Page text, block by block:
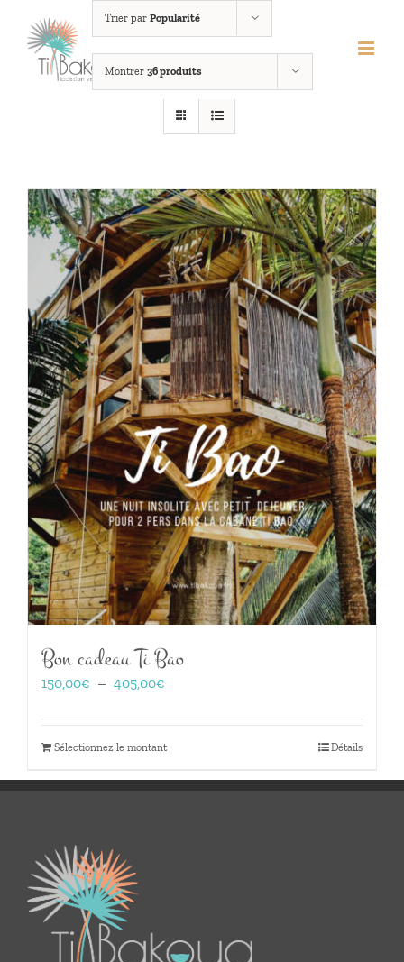
contenu
Trier par Popularité
Montrer 36 produits
Bon cadeau Ti Bao
150,00€ – 405,00€
à
Sélectionnez le montant Détails